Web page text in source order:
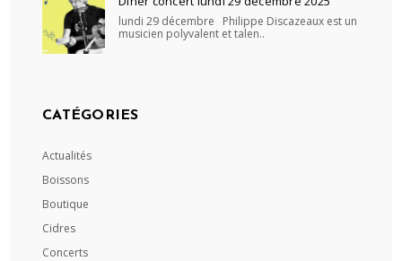
lundi 29 décembre Philippe Discazeaux est un
musicien polyvalent et talen..
CATÉGORIES
Actualités
Boissons
Boutique
Cidres
Concerts